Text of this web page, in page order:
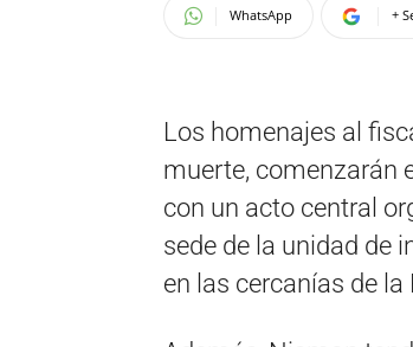
WhatsApp +
Los homenajes al
muerte, comenzarán
con un acto central
sede de la unidad de
en las cercanías de la